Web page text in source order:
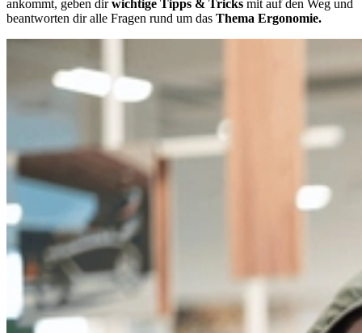
ankommt, geben dirwichtige Tipps & Tricks mit auf den Weg und
beantworten dir alle Fragen rund um das Thema Ergonomie.